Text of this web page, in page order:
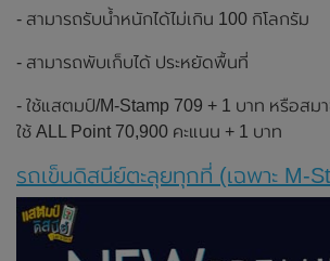
- สามารถรับน้ำหนักได้ไม่เกิน 100 กิโลกรัม
- สามารถพับเก็บได้ ประหยัดพื้นที่
- ใช้แสตมป์/M-Stamp 709 + 1 บาท หรือสม
ใช้ ALL Point 70,900 คะแนน + 1 บาท
รถเข็นดิสนีย์ตะลุยทุกที่ (เฉพาะ M-